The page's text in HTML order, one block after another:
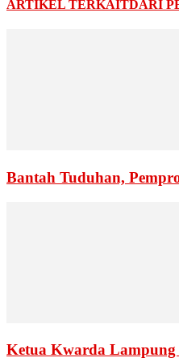
ARTIKEL TERKAITDARI
Bantah Tuduhan,
Ketua Kwarda